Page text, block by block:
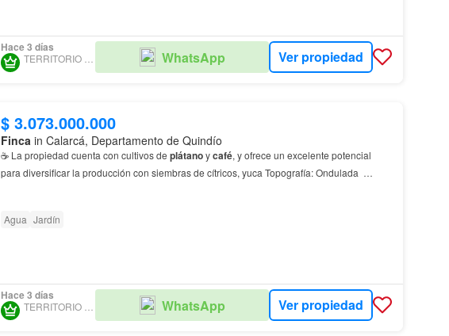
Hace 3 días
TERRITORIO COCORA WhatsApp Ver propiedad
$ 3.073.000.000
Finca in Calarcá, Departamento de Quindío
☕ La propiedad cuenta con cultivos de plátanoycafé, y ofrece un excelente potencial
para diversificar la producción con siembras de cítricos, yuca Topografía: Ondulada
Agua Jardín
Hace 3 días
WhatsApp Ver propiedad